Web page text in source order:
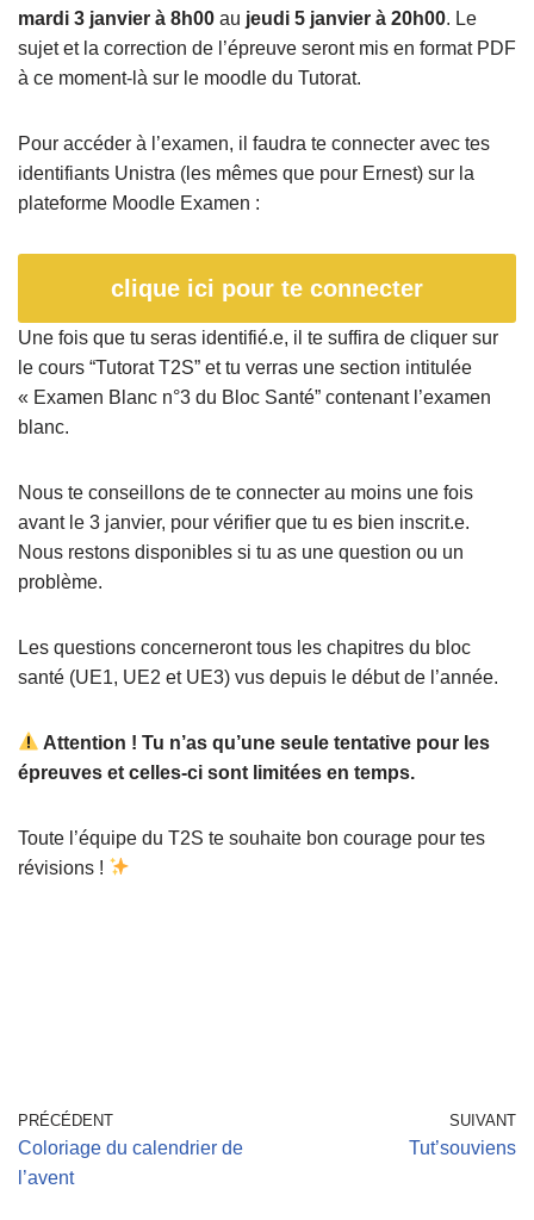
mardi 3 janvier à 8h00 au jeudi 5 janvier à 20h00. Le
sujet et la correction de l’épreuve seront mis en format PDF
à ce moment-là sur le moodle du Tutorat.
Pour accéder à l’examen, il faudra te connecter avec tes
identifiants Unistra (les mêmes que pour Ernest) sur la
plateforme Moodle Examen :
clique ici pour te connecter
Une fois que tu seras identifié.e, il te suffira de cliquer sur
le cours “Tutorat T2S” et tu verras une section intitulée
« Examen Blanc n°3 du Bloc Santé” contenant l’examen
blanc.
Nous te conseillons de te connecter au moins une fois
avant le 3 janvier, pour vérifier que tu es bien inscrit.e.
Nous restons disponibles si tu as une question ou un
problème.
Les questions concerneront tous les chapitres du bloc
santé (UE1, UE2 et UE3) vus depuis le début de l’année.
Attention ! Tu n’as qu’une seule tentative pour les
épreuves et celles-ci sont limitées en temps.
Toute l’équipe du T2S te souhaite bon courage pour tes
révisions !
PRÉCÉDENT
Coloriage du calendrier de
l’avent
SUIVANT
Tut’souviens